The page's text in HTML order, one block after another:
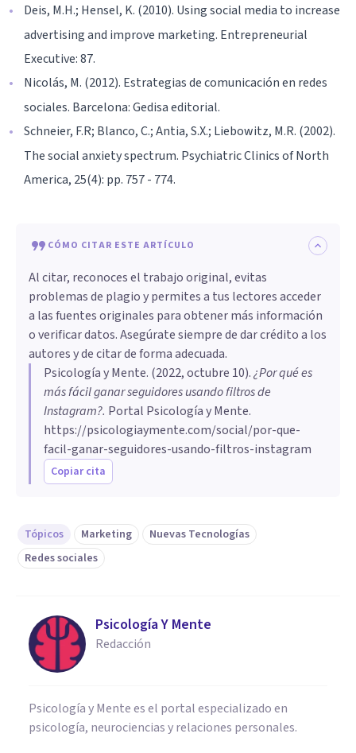
Deis, M.H.; Hensel, K. (2010). Using social media to increase
advertising and improve marketing. Entrepreneurial
Executive: 87.
Nicolás, M. (2012). Estrategias de comunicación en redes
sociales. Barcelona: Gedisa editorial.
Schneier, F.R; Blanco, C.; Antia, S.X.; Liebowitz, M.R. (2002).
The social anxiety spectrum. Psychiatric Clinics of North
America, 25(4): pp. 757 - 774.
CÓMO CITAR ESTE ARTÍCULO
Al citar, reconoces el trabajo original, evitas
problemas de plagio y permites a tus lectores acceder
a las fuentes originales para obtener más información
o verificar datos. Asegúrate siempre de dar crédito a los
autores y de citar de forma adecuada.
Psicología y Mente. (2022, octubre 10).¿Por qué es
más fácil ganar seguidores usando filtros de
Instagram?. Portal Psicología y Mente.
https://psicologiaymente.com/social/por-que-
facil-ganar-seguidores-usando-filtros-instagram
Copiar cita
Tópicos Marketing
Nuevas Tecnologías
Redes sociales
Psicología Y Mente
Redacción
Psicología y Mente es el portal especializado en
psicología, neurociencias y relaciones personales.